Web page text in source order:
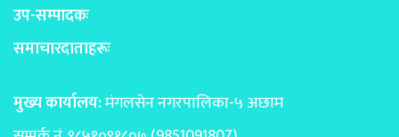
उप-सम्पादकः
समाचारदाताहरूः
मुख्य कार्यालय:मंगलसेन नगरपालिका-५ अछाम